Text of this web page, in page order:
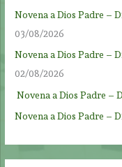
Novena a Dios Padre –
03/08/2026
Novena a Dios Padre –
02/08/2026
Novena a Dios Padre –
Novena a Dios Padre –